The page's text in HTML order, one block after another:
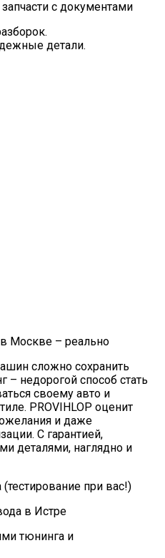
с документами
детали.
в Москве – реально
сложно сохранить
– недорогой способ стать
своему авто и
PROVIHLOP оценит
и даже
С гарантией,
деталями, наглядно и
при вас!)
в Истре
тюнинга и